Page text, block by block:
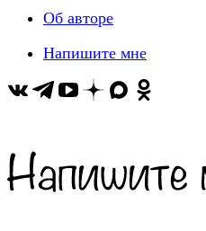
Об авторе
Напишите мне